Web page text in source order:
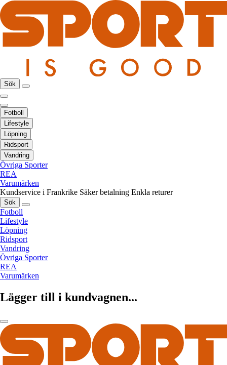
Sök
Fotboll
Lifestyle
Löpning
Ridsport
Vandring
Övriga Sporter
REA
Varumärken
Kundservice i Frankrike Säker betalning Enkla returer
Sök
Fotboll
Lifestyle
Löpning
Ridsport
Vandring
Övriga Sporter
REA
Varumärken
Lägger till i kundvagnen...